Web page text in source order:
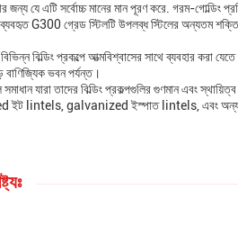
যে এটি সর্বোচ্চ মানের মান পূরণ করে. গরম-গোল্ডিং
G300 গ্রেড স্টিলটি উপলব্ধ স্টিলের অন্যতম
বিল্ডিং প্রকল্পে আত্মবিশ্বাসের সাথে ব্যবহার করা যেতে
ভবন পর্যন্ত।
যারা তাদের বিল্ডিং প্রকল্পগুলির গুণমান এবং
ইট lintels, galvanized ইস্পাত lintels, এবং